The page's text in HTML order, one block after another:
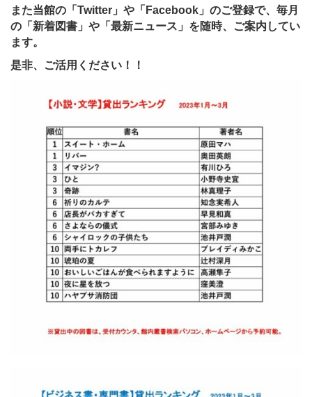
また当館の「Twitter」や「Facebook」のご登録で、毎月
の「新着図書」や「最新ニュース」を随時、ご案内してい
ます。
是非、ご活用ください！！